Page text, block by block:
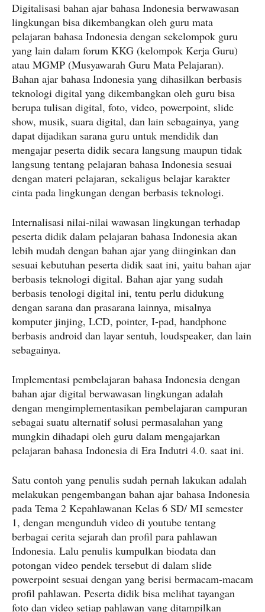
Digitalisasi bahan ajar bahasa Indonesia berwawasan
lingkungan bisa dikembangkan oleh guru mata
pelajaran bahasa Indonesia dengan sekelompok guru
yang lain dalam forum KKG (kelompok Kerja Guru)
atau MGMP (Musyawarah Guru Mata Pelajaran).
Bahan ajar bahasa Indonesia yang dihasilkan berbasis
teknologi digital yang dikembangkan oleh guru bisa
berupa tulisan digital, foto, video, powerpoint, slide
show, musik, suara digital, dan lain sebagainya, yang
dapat dijadikan sarana guru untuk mendidik dan
mengajar peserta didik secara langsung maupun tidak
langsung tentang pelajaran bahasa Indonesia sesuai
dengan materi pelajaran, sekaligus belajar karakter
cinta pada lingkungan dengan berbasis teknologi.
Internalisasi nilai-nilai wawasan lingkungan terhadap
peserta didik dalam pelajaran bahasa Indonesia akan
lebih mudah dengan bahan ajar yang diinginkan dan
sesuai kebutuhan peserta didik saat ini, yaitu bahan ajar
berbasis teknologi digital. Bahan ajar yang sudah
berbasis tenologi digital ini, tentu perlu didukung
dengan sarana dan prasarana lainnya, misalnya
komputer jinjing, LCD, pointer, I-pad, handphone
berbasis android dan layar sentuh, loudspeaker, dan lain
sebagainya.
Implementasi pembelajaran bahasa Indonesia dengan
bahan ajar digital berwawasan lingkungan adalah
dengan mengimplementasikan pembelajaran campuran
sebagai suatu alternatif solusi permasalahan yang
mungkin dihadapi oleh guru dalam mengajarkan
pelajaran bahasa Indonesia di Era Indutri 4.0. saat ini.
Satu contoh yang penulis sudah pernah lakukan adalah
melakukan pengembangan bahan ajar bahasa Indonesia
pada Tema 2 Kepahlawanan Kelas 6 SD/ MI semester
1, dengan mengunduh video di youtube tentang
berbagai cerita sejarah dan profil para pahlawan
Indonesia. Lalu penulis kumpulkan biodata dan
potongan video pendek tersebut di dalam slide
powerpoint sesuai dengan yang berisi bermacam-macam
profil pahlawan. Peserta didik bisa melihat tayangan
foto dan video setiap pahlawan yang ditampilkan